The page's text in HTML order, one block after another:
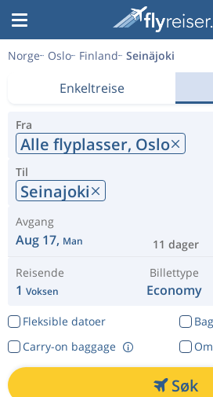
Norge Oslo Finland Seinäjoki
Enkeltreise
Fra
Alle flyplasser, Oslo
Til
Seinajoki
Avgang
Aug 17, Man 11 dager
Reisende
1 Voksen
Billettype
Economy
Fleksible datoer
Carry-on baggage
Søk